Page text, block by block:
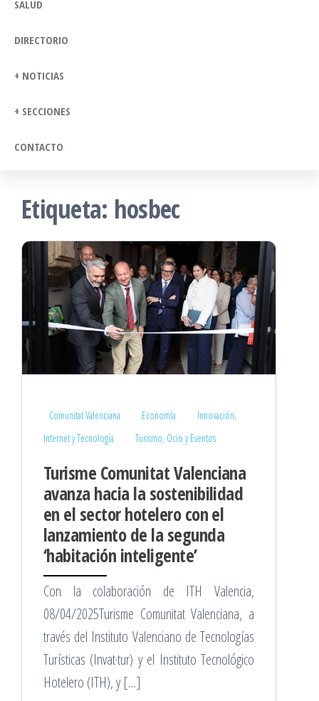
SALUD
DIRECTORIO
+ NOTICIAS
+ SECCIONES
CONTACTO
Etiqueta: hosbec
Comunitat Valenciana Economía
Innovación,
Internet y Tecnología
Turismo, Ocio y Eventos
Turisme Comunitat Valenciana
avanza hacia la sostenibilidad
en el sector hotelero con el
lanzamiento de la segunda
‘habitación inteligente’
Con la colaboración de ITH Valencia,
08/04/2025Turisme Comunitat Valenciana, a
través del Instituto Valenciano de Tecnologías
Turísticas (Invat·tur) y el Instituto Tecnológico
Hotelero (ITH), y […]